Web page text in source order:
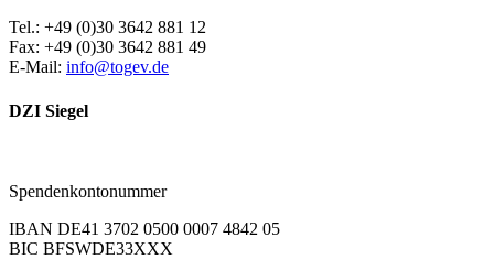
Tel.: +49 (0)30 3642 881 12
Fax: +49 (0)30 3642 881 49
E-Mail: info@togev.de
DZI Siegel
Spendenkontonummer
IBAN DE41 3702 0500 0007 4842 05
BIC BFSWDE33XXX